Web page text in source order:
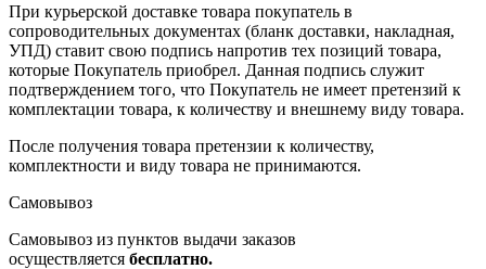
При курьерской доставке товара покупатель в
сопроводительных документах (бланк доставки, накладная,
УПД) ставит свою подпись напротив тех позиций товара,
которые Покупатель приобрел. Данная подпись служит
подтверждением того, что Покупатель не имеет претензий к
комплектации товара, к количеству и внешнему виду товара.
После получения товара претензии к количеству,
комплектности и виду товара не принимаются.
Самовывоз
Самовывоз из пунктов выдачи заказов
осуществляется бесплатно.